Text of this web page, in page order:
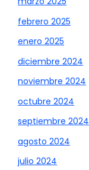
febrero 2025
enero 2025
diciembre 2024
noviembre 2024
octubre 2024
septiembre 2024
agosto 2024
julio 2024